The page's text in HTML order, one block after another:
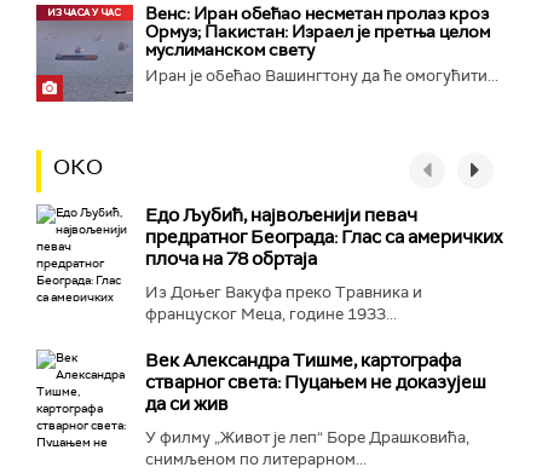
Венс: Иран обећао несметан пролаз кроз
Ормуз; Пакистан: Израел је претња целом
муслиманском свету
Иран је обећао Вашингтону да ће омогућити...
ОКО
Едо Љубић, највољенији певач
предратног Београда: Глас са америчких
плоча на 78 обртаја
Из Доњег Вакуфа преко Травника и
француског Меца, године 1933...
Век Александра Тишме, картографа
стварног света: Пуцањем не доказујеш
да си жив
У филму „Живот је леп“ Боре Драшковића,
снимљеном по литерарном...